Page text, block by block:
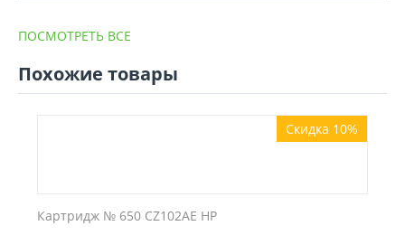
ПОСМОТРЕТЬ ВСЕ
Похожие товары
Скидка 10%
Картридж № 650 CZ102AE HP